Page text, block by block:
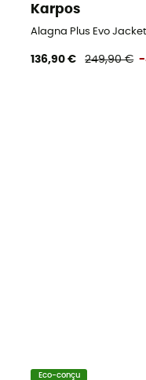
Karpos
Alagna Plus Evo
136,90 € 249,90 € -
Eco-conçu